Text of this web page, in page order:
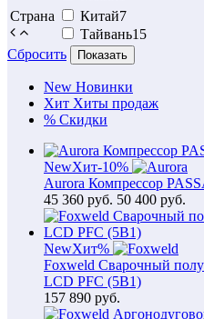
Страна
Китай7
Тайвань15
Сбросить
Показать
New Новинки
Хит Хиты продаж
% Скидки
NewХит-10%
Aurora Компрессор
45 360 руб. 50 400 руб.
NewХит%
Foxweld Сварочный
LCD PFC (5В1)
157 890 руб.